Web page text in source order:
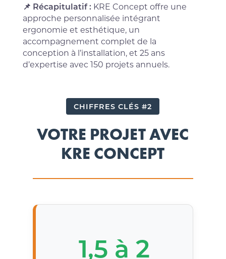
📌 Récapitulatif :KRE Concept offre une
approche personnalisée intégrant
ergonomie et esthétique, un
accompagnement complet de la
conception à l’installation, et 25 ans
d’expertise avec 150 projets annuels.
CHIFFRES CLÉS #2
VOTRE PROJET AVEC
KRE CONCEPT
1,5 à 2